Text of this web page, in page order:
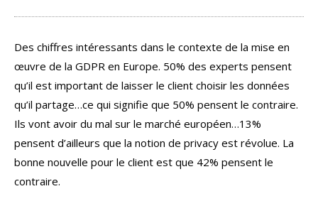
Des chiffres intéressants dans le contexte de la mise en
œuvre de la GDPR en Europe. 50% des experts pensent
qu’il est important de laisser le client choisir les données
qu’il partage…ce qui signifie que 50% pensent le contraire.
Ils vont avoir du mal sur le marché européen…13%
pensent d’ailleurs que la notion de privacy est révolue. La
bonne nouvelle pour le client est que 42% pensent le
contraire.